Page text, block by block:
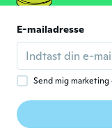
E Tilmeldt
calidad
muy
E-mailadresse
Send mig marketing